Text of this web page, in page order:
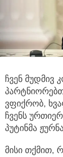
ჩვენ მუდმივ
ვფიქრობ,
ჩვენს
პუტინმა
მისი თქმით,